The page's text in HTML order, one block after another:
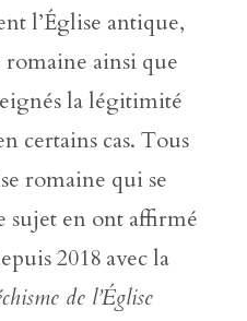
l’Église antique,
romaine ainsi que
la légitimité
certains cas. Tous
romaine qui se
sujet en ont affirmé
2018 avec la
de l’Église